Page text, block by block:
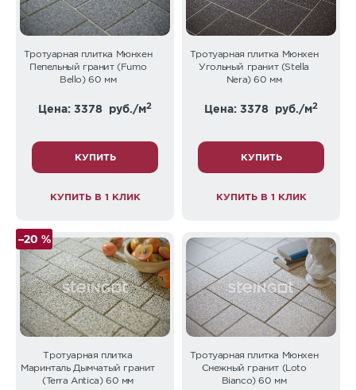
Тротуарная плитка Мюнхен
Пепельный гранит (Fumo
Bello) 60 мм
Цена: 3378 руб./м2
КУПИТЬ
КУПИТЬ В 1 КЛИК
Тротуарная плитка Мюнхен
Угольный гранит (Stella
Nera) 60 мм
Цена: 3378 руб./м2
КУПИТЬ
КУПИТЬ В 1 КЛИК
–20 %
Тротуарная плитка
Маринталь Дымчатый гранит
(Terra Antica) 60 мм
Тротуарная плитка Мюнхен
Снежный гранит (Loto
Bianco) 60 мм